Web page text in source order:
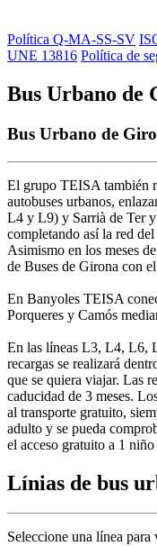
Política Q-MA-SS-SV
UNE 13816 Política de
Bus Urbano de
Bus Urbano de
El grupo TEISA también
autobuses urbanos,
L4 y L9) y Sarrià de Ter
completando así la red
Asimismo en los meses
de Buses de Girona con
En Banyoles TEISA
Porqueres y Camós
En las líneas L3, L4, L6,
recargas se realizará
que se quiera viajar. Las
caducidad de 3 meses.
al transporte gratuito,
adulto y se pueda
el acceso gratuito a 1
Línias de bus
Seleccione una línea